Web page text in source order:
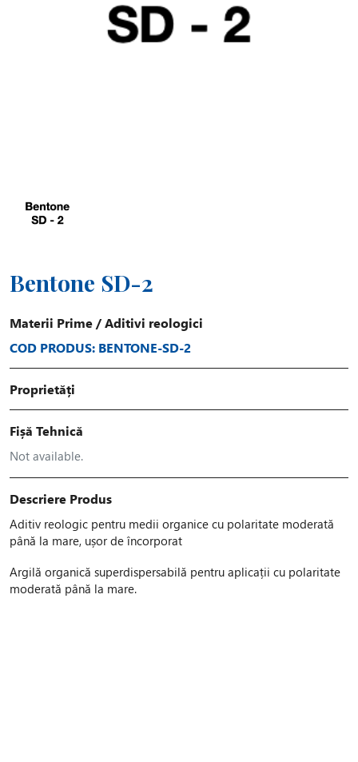
Bentone SD-2
Materii Prime /Aditivi reologici
COD PRODUS: BENTONE-SD-2
Proprietăți
Fișă Tehnică
Not available.
Descriere Produs
Aditiv reologic pentru medii organice cu polaritate moderată
până la mare, ușor de încorporat
Argilă organică superdispersabilă pentru aplicații cu polaritate
moderată până la mare.